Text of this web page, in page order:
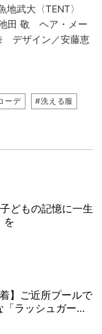
武大〈TENT〉
田 敬 ヘア・メー
デザイン／安藤恵
ーデ #洗える服
どもの記憶に一生
を
】ご近所プールで
ラッシュガード
」6選！